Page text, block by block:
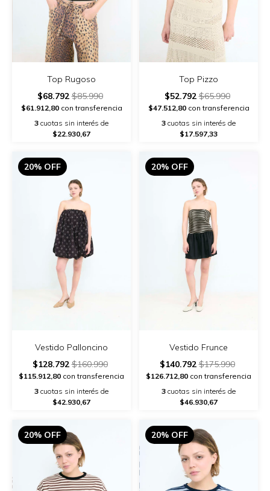
Top Rugoso
$68.792$85.990
$61.912,80con transferencia
3 cuotas sin interés de
$22.930,67
Top Pizzo
$52.792$65.990
$47.512,80con transferencia
3 cuotas sin interés de
$17.597,33
20% OFF
Vestido Palloncino
$128.792$160.990
$115.912,80 con transferencia
3 cuotas sin interés de
$42.930,67
20% OFF
Vestido Frunce
$140.792$175.990
$126.712,80 con transferencia
3 cuotas sin interés de
$46.930,67
20% OFF 20% OFF